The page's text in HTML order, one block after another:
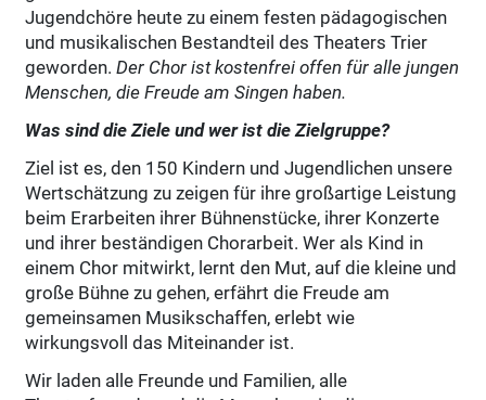
Jugendchöre heute zu einem festen pädagogischen
und musikalischen Bestandteil des Theaters Trier
geworden.Der Chor ist kostenfrei offen für alle jungen
Menschen, die Freude am Singen haben.
Was sind die Ziele und wer ist die Zielgruppe?
Ziel ist es, den 150 Kindern und Jugendlichen unsere
Wertschätzung zu zeigen für ihre großartige Leistung
beim Erarbeiten ihrer Bühnenstücke, ihrer Konzerte
und ihrer beständigen Chorarbeit. Wer als Kind in
einem Chor mitwirkt, lernt den Mut, auf die kleine und
große Bühne zu gehen, erfährt die Freude am
gemeinsamen Musikschaffen, erlebt wie
wirkungsvoll das Miteinander ist.
Wir laden alle Freunde und Familien, alle